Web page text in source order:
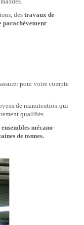
des travaux de
parachèvement:
pour votre compte
de manutention qui
qualifiés
ensembles mécano-
de tonnes.